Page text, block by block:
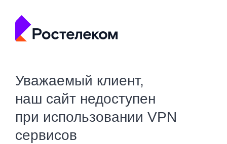
Уважаемый клиент,
наш сайт недоступен
при использовании VPN
сервисов